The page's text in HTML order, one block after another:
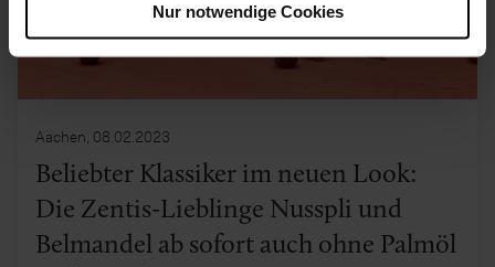
Nur notwendige Cookies
Aachen, 08.02.2023
Beliebter Klassiker im neuen Look:
Die Zentis-Lieblinge Nusspli und
Belmandel ab sofort auch ohne Palmöl